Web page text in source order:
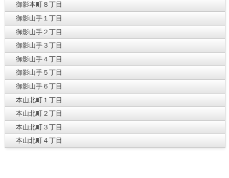
御影本町８丁目
御影山手１丁目
御影山手２丁目
御影山手３丁目
御影山手４丁目
御影山手５丁目
御影山手６丁目
本山北町１丁目
本山北町２丁目
本山北町３丁目
本山北町４丁目